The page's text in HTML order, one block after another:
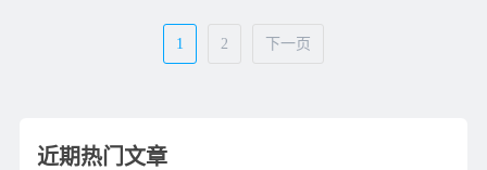
1 2 下一页
近期热门文章